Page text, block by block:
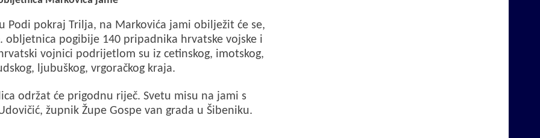
Podi pokraj Trilja, na Markovića jami obilježit će se,
pogibije 140 pripadnika hrvatske vojske i
vojnici podrijetlom su iz cetinskog, imotskog,
ljubuškog, vrgoračkog kraja.
održat će prigodnu riječ. Svetu misu na jami s
župnik Župe Gospe van grada u Šibeniku.